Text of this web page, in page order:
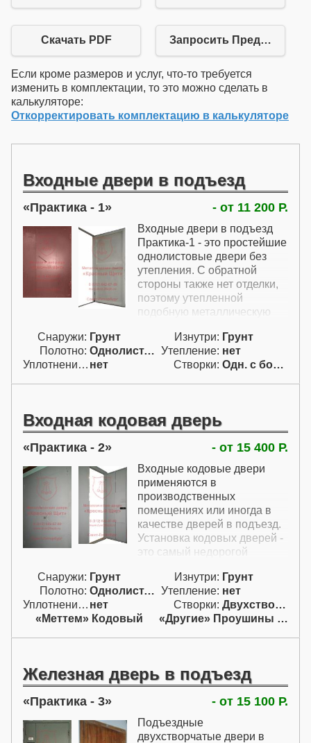
Скачать PDF Запросить
Если кроме размеров и услуг, что-то требуется
изменить в комплектации, то это можно сделать в
калькуляторе:
Откорректировать комплектацию в калькуляторе
Входные двери в подъезд
Практика - 1 - от 11 200 Р.
Входные двери в подъезд
Практика-1 - это простейшие
однолистовые двери без
утепления. С обратной
стороны также нет отделки,
поэтому утепленной
подобную металлическую
Такая железная дверь в
подъезд подойдет для
холодных подъездов для тех
случаев, где не требуется
многоквартирный дом
представлены в самом
недорогом варианте с одной
открывающейся створкой и
глухой боковой фрамугой.
Также возможно
изготовление металлических
дверей в подъезд и с двумя
открывающимися
створками, но дверь
дороже.
Снаружи: Грунт Изнутри: Грунт
Полотно:
Однолист. гнут. Утепление: нет
Уплотнение: нет Створки: Одн. с бок. фрам. (АБ)
Входная кодовая дверь
Практика - 2 - от 15 400 Р.
Входные кодовые двери
применяются в
производственных
помещениях или иногда в
качестве дверей в подъезд.
Установка кодовых дверей -
это самый недорогой
которых требуется базовый
контроль доступа. Двери в
подъезд с кодовым замком
хотя уже и не так
популярны, но все же очень
кодовым замком очень
просто настраивается -
сменить код не составит
труда даже
неподготовленному
Снаружи: Грунт Изнутри: Грунт
Полотно:
Однолист. проф. Утепление: нет
Уплотнение: нет Створки:
Двухстворчатая (Д)
«Меттем» Кодовый
«Другие» Проушины для навесн.
Железная дверь в подъезд
Практика - 3 - от 15 100 Р.
Подъездные
двухстворчатые двери в